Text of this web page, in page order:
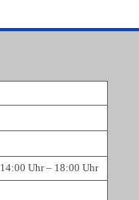
14:00 Uhr – 18:00 Uhr